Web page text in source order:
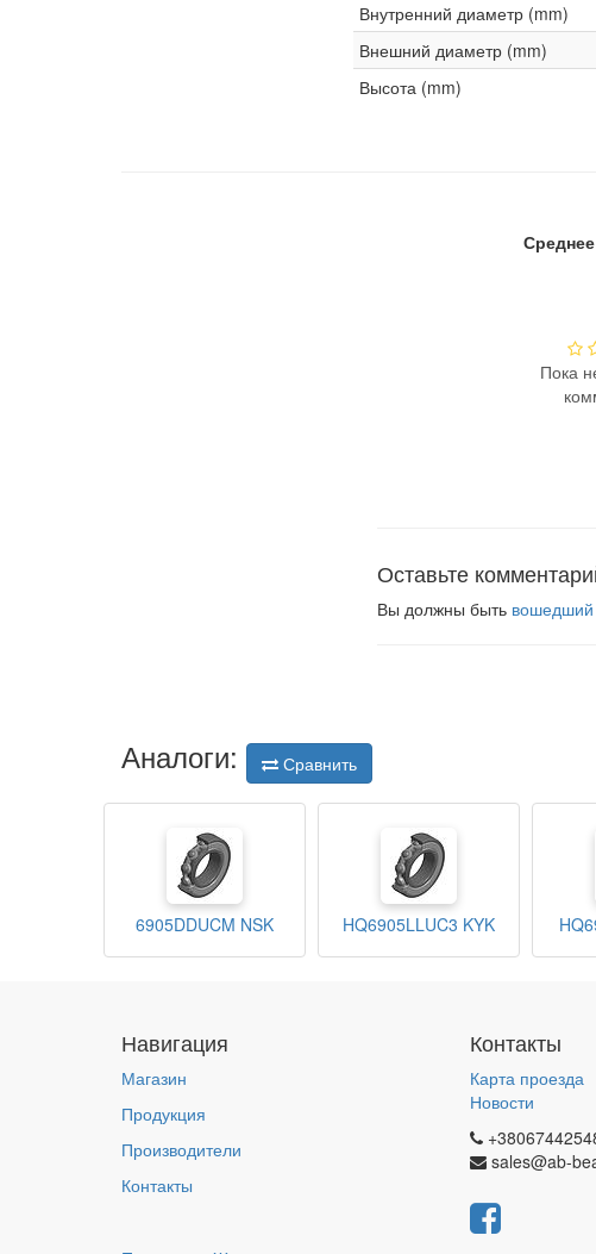
Внутренний диаметр (mm)
Внешний диаметр (mm)
Высота (mm)
Среднее
Пока
Оставьте
Вы должны быть вошедший
Аналоги: Сравнить
6905DDUCM NSK HQ6905LLUC3 KYK
Навигация
Магазин
Продукция
Производители
Контакты
Контакты
Карта проезда
Новости
sales@ab-